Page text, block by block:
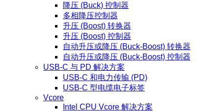
降压 (Buck) 控制器
多相降压控制器
升压 (Boost) 转换器
升压 (Boost) 控制器
自动升压或降压 (Buck-Boost) 转换器
自动升压或降压 (Buck-Boost) 控制器
USB-C 与 PD 解决方案
USB-C 和电力传输 (PD)
USB-C 型电缆电子标签
Vcore
Intel CPU Vcore 解决方案